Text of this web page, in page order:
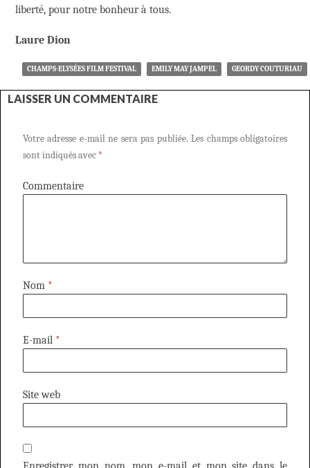
liberté, pour notre bonheur à tous.
Laure Dion
CHAMPS-ELYSÉES FILM FESTIVAL EMILY MAY JAMPEL GEORDY COUTURIAU
LAISSER UN COMMENTAIRE
Votre adresse e-mail ne sera pas publiée. Les champs obligatoires
sont indiqués avec *
Commentaire
Nom *
E-mail *
Site web